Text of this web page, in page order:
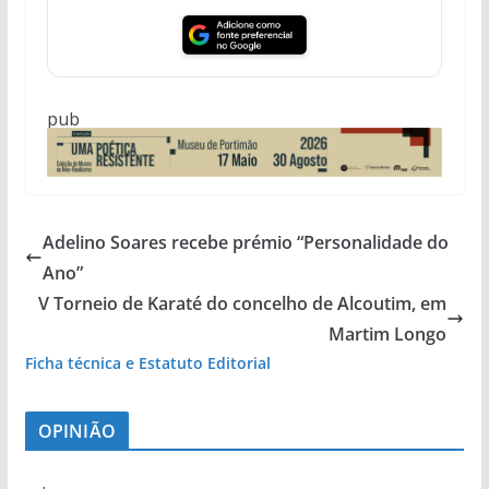
pub
Adelino Soares recebe prémio “Personalidade do
Ano”
V Torneio de Karaté do concelho de Alcoutim, em
Martim Longo
Ficha técnica e Estatuto Editorial
OPINIÃO